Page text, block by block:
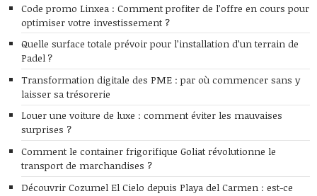
Code promo Linxea : Comment profiter de l’offre en cours pour
optimiser votre investissement ?
Quelle surface totale prévoir pour l’installation d’un terrain de
Padel ?
Transformation digitale des PME : par où commencer sans y
laisser sa trésorerie
Louer une voiture de luxe : comment éviter les mauvaises
surprises ?
Comment le container frigorifique Goliat révolutionne le
transport de marchandises ?
Découvrir Cozumel El Cielo depuis Playa del Carmen : est-ce